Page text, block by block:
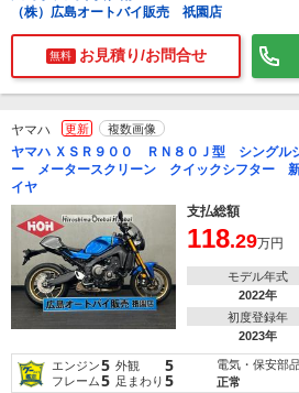
（株）広島オートバイ販売 祇園店
無料 お見積り/お問合せ
ヤマハ 更新 複数画像
ヤマハ ＸＳＲ９００ ＲＮ８０Ｊ型 シングル
ー メータースクリーン クイックシフター
イヤ
支払総額
118.29万円
モデル年式
2022年
初度登録年
2023年
エンジン5 外観 5
フレーム5 足まわり 5
電気・保安部
正常